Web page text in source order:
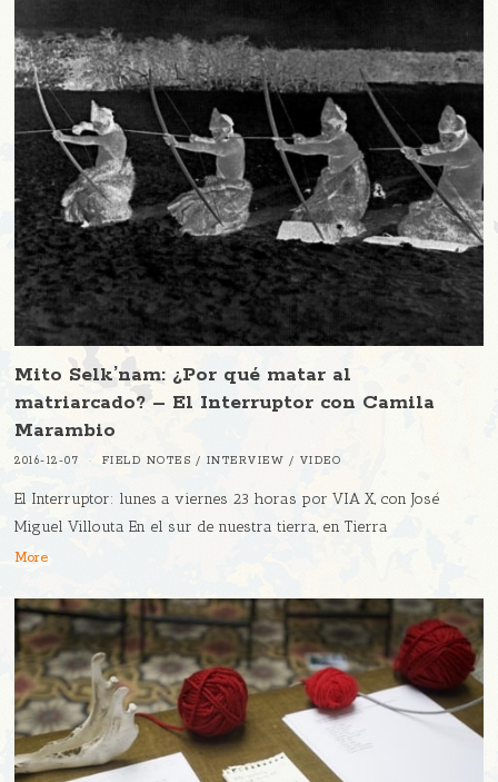
Mito Selk’nam: ¿Por qué matar al
matriarcado? – El Interruptor con Camila
Marambio
2016-12-07 FIELD NOTES / INTERVIEW / VIDEO
El Interruptor: lunes a viernes 23 horas por VIA X, con José
Miguel Villouta En el sur de nuestra tierra, en Tierra
More